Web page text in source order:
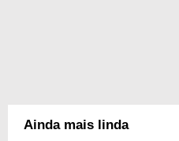
Ainda mais linda